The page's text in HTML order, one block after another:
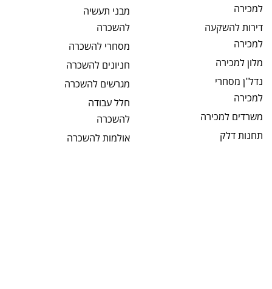
למכירה
דירות להשקעה
למכירה
מלון למכירה
נדל"ן מסחרי
למכירה
משרדים למכירה
תחנות דלק
מבני תעשיה
להשכרה
מסחרי להשכרה
חניונים להשכרה
מגרשים להשכרה
חלל עבודה
להשכרה
אולמותלהשכרה